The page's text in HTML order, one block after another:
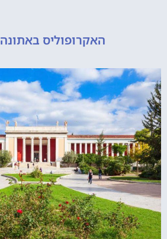
האקרופוליס באתונה סיורים